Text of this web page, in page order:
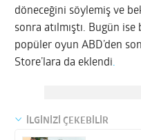
döneceğini söylemiş ve
sonra atılmıştı. Bugün ise
popüler oyun ABD’den
Store’lara da eklendi.
İLGİNİZİ ÇEKEBİLİR